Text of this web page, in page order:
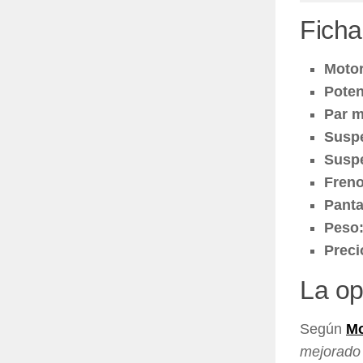
Par
Peso:
La
Según